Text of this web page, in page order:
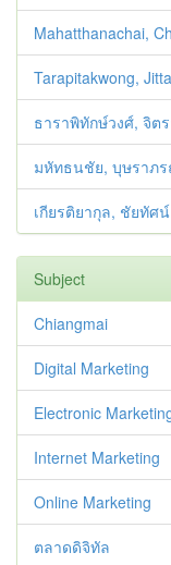
Mahatthanachai,
Tarapitakwong,
ธาราพิทักษ์วงศ์, จิต
มหัทธนชัย, บุษราภ
เกียรติยากุล, ชัยทัศน์
Subject
Chiangmai
Digital Marketing
Electronic
Internet Marketing
Online Marketing
ตลาดดิจิทัล